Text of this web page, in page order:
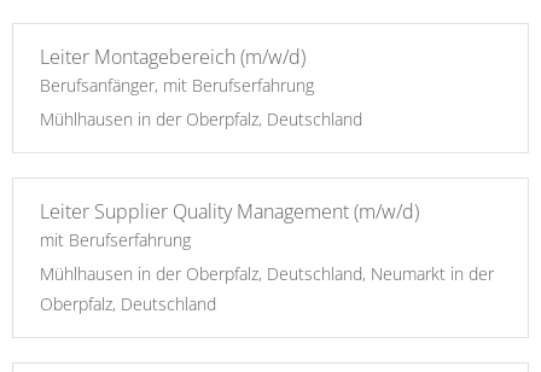
Leiter Montagebereich (m/w/d)
Berufsanfänger, mit Berufserfahrung
Mühlhausen in der Oberpfalz, Deutschland
Leiter Supplier Quality Management (m/w/d)
mit Berufserfahrung
Mühlhausen in der Oberpfalz, Deutschland, Neumarkt in der
Oberpfalz, Deutschland